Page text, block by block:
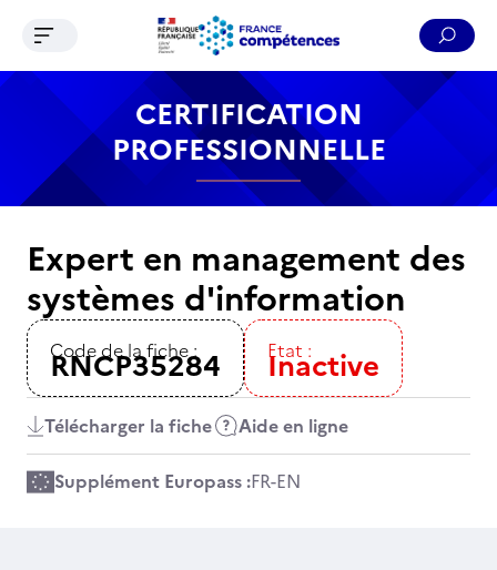
Contenu Recherche Menu Pied de page
Ouvrir le menu de navigation
CERTIFICATION
PROFESSIONNELLE
Expert en management des
systèmes d'information
Code de la fiche :
RNCP35284 Etat :
Inactive
Télécharger la fiche Aide en ligne
Supplément Europass :FR-EN